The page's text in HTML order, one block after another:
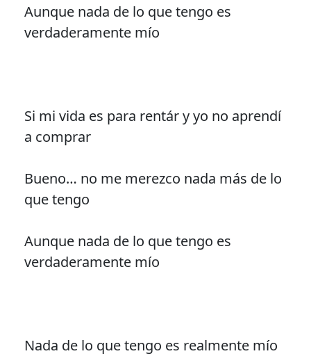
Aunque nada de lo que tengo es
verdaderamente mío
Si mi vida es para rentár y yo no aprendí
a comprar
Bueno… no me merezco nada más de lo
que tengo
Aunque nada de lo que tengo es
verdaderamente mío
Nada de lo que tengo es realmente mío